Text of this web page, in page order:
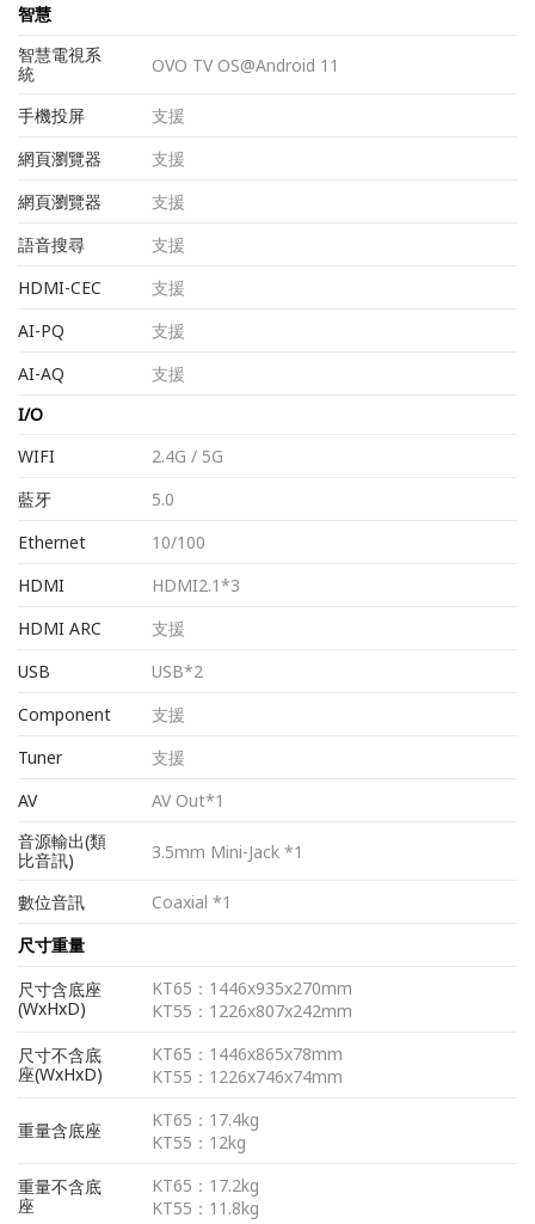
智慧
智慧電視系
統
OVO TV OS@Android 11
手機投屏
支援
網頁瀏覽器
支援
網頁瀏覽器
支援
語音搜尋
支援
HDMI-CEC
支援
AI-PQ
支援
AI-AQ
支援
I/O
WIFI
2.4G / 5G
藍牙
5.0
Ethernet
10/100
HDMI
HDMI2.1*3
HDMI ARC
支援
USB
USB*2
Component
支援
Tuner
支援
AV
AV Out*1
音源輸出(類
比音訊)
3.5mm Mini-Jack *1
數位音訊
Coaxial *1
尺寸重量
尺寸含底座
(WxHxD)
KT65：1446x935x270mm
KT55：1226x807x242mm
尺寸不含底
座(WxHxD)
KT65：1446x865x78mm
KT55：1226x746x74mm
重量含底座
KT65：17.4kg
KT55：12kg
重量不含底
座
KT65：17.2kg
KT55：11.8kg